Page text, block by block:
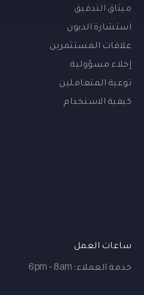
ميثاق التدقيق
استشارة الديون
علاقات المستثمرين
إخلاء مسؤولية
توعية المتعاملين
كيفية الاستخدام
ساعات العمل
خدمة العملاء: 6pm - 8am